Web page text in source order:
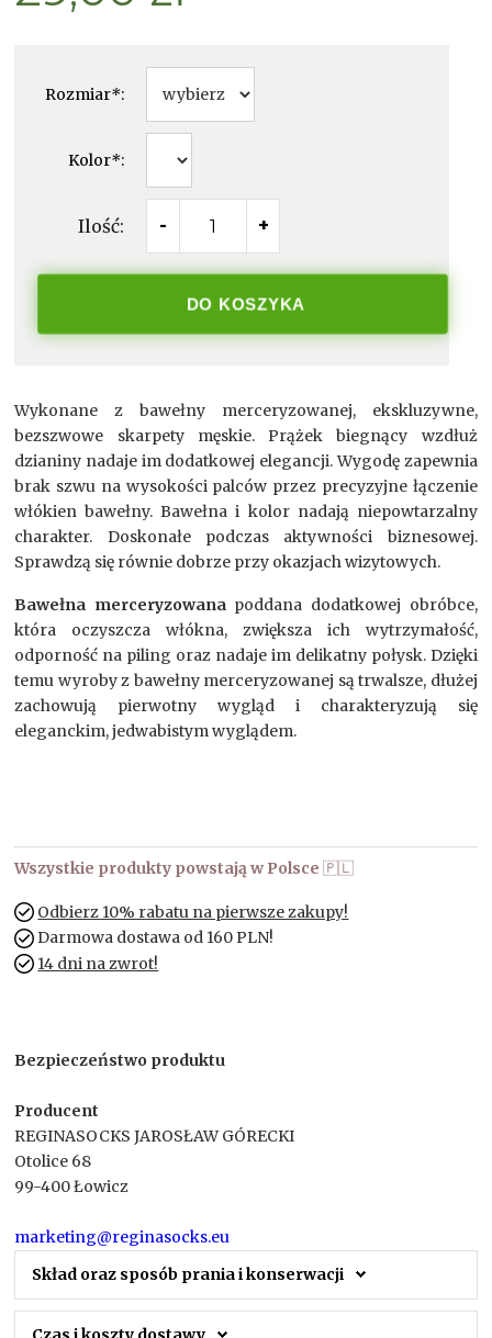
Rozmiar*:
Kolor*:
Ilość: - +
DO KOSZYKA
Wykonane z bawełny merceryzowanej, ekskluzywne,
bezszwowe skarpety męskie. Prążek biegnący wzdłuż
dzianiny nadaje im dodatkowej elegancji. Wygodę zapewnia
brak szwu na wysokości palców przez precyzyjne łączenie
włókien bawełny. Bawełna i kolor nadają niepowtarzalny
charakter. Doskonałe podczas aktywności biznesowej.
Sprawdzą się równie dobrze przy okazjach wizytowych.
Bawełna merceryzowanapoddana dodatkowej obróbce,
która oczyszcza włókna, zwiększa ich wytrzymałość,
odporność na piling oraz nadaje im delikatny połysk. Dzięki
temu wyroby z bawełny merceryzowanej są trwalsze, dłużej
zachowują pierwotny wygląd i charakteryzują się
eleganckim, jedwabistym wyglądem.
Wszystkie produkty powstają w Polsce 🇵🇱
Odbierz 10% rabatu na pierwsze zakupy!
Darmowa dostawa od 160 PLN!
14 dni na zwrot!
Bezpieczeństwo produktu
Producent
REGINASOCKS JAROSŁAW GÓRECKI
Otolice 68
99-400 Łowicz
marketing@reginasocks.eu
Skład oraz sposób prania i konserwacji